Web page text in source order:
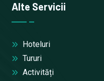
Alte Servicii
Hoteluri
Tururi
Activități